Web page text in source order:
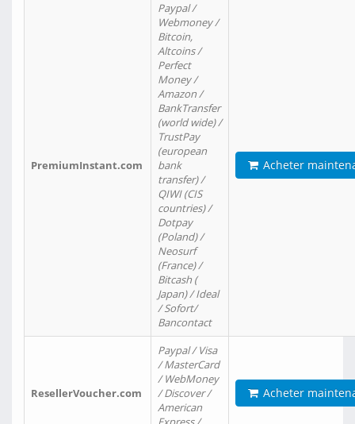
PremiumInstant.com
Paypal /
Webmoney /
Bitcoin,
Altcoins /
Perfect
Money /
Amazon /
BankTransfer
(world wide) /
TrustPay
(european
bank
transfer) /
QIWI (CIS
countries) /
Dotpay
(Poland) /
Neosurf
(France) /
Bitcash (
Japan) / Ideal
/ Sofort/
Bancontact
Acheter
ResellerVoucher.com
Paypal / Visa
/ MasterCard
/ WebMoney
/ Discover /
American
Acheter